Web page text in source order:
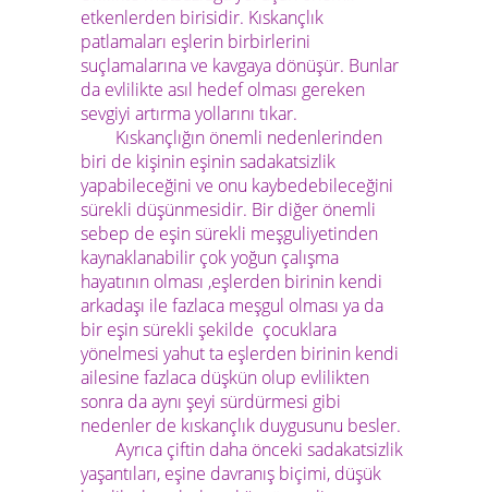
etkenlerden birisidir. Kıskançlık
patlamaları eşlerin birbirlerini
suçlamalarına ve kavgaya dönüşür. Bunlar
da evlilikte asıl hedef olması gereken
sevgiyi artırma yollarını tıkar.
Kıskançlığın önemli nedenlerinden
biri de kişinin eşinin sadakatsizlik
yapabileceğini ve onu kaybedebileceğini
sürekli düşünmesidir. Bir diğer önemli
sebep de eşin sürekli meşguliyetinden
kaynaklanabilir çok yoğun çalışma
hayatının olması ,eşlerden birinin kendi
arkadaşı ile fazlaca meşgul olması ya da
bir eşin sürekli şekilde çocuklara
yönelmesi yahut ta eşlerden birinin kendi
ailesine fazlaca düşkün olup evlilikten
sonra da aynı şeyi sürdürmesi gibi
nedenler de kıskançlık duygusunu besler.
Ayrıca çiftin daha önceki sadakatsizlik
yaşantıları, eşine davranış biçimi, düşük